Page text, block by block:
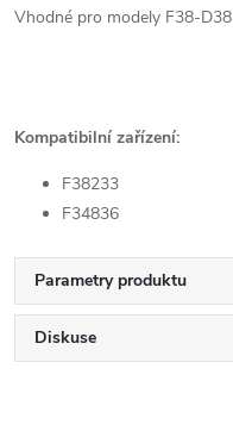
Vhodné pro modely F38-D38
Kompatibilní zařízení:
F38233
F34836
Parametry produktu
Diskuse